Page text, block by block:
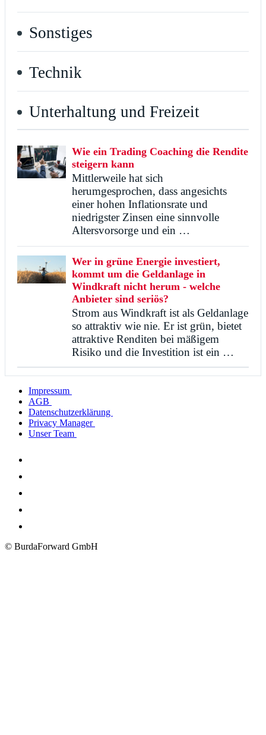
Sonstiges
Technik
Unterhaltung und Freizeit
Wie ein Trading Coaching die Rendite
steigern kann
Mittlerweile hat sich
herumgesprochen, dass angesichts
einer hohen Inflationsrate und
niedrigster Zinsen eine sinnvolle
Altersvorsorge und ein …
Wer in grüne Energie investiert,
kommt um die Geldanlage in
Windkraft nicht herum - welche
Anbieter sind seriös?
Strom aus Windkraft ist als Geldanlage
so attraktiv wie nie. Er ist grün, bietet
attraktive Renditen bei mäßigem
Risiko und die Investition ist ein …
Impressum
AGB
Datenschutzerklärung
Privacy Manager
Unser Team
© BurdaForward GmbH